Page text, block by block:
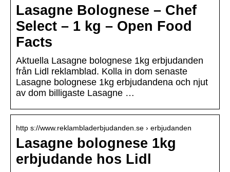
Lasagne Bolognese – Chef
Select – 1 kg – Open Food
Facts
Aktuella Lasagne bolognese 1kg erbjudanden
från Lidl reklamblad. Kolla in dom senaste
Lasagne bolognese 1kg erbjudandena och njut
av dom billigaste Lasagne …
http s://www.reklambladerbjudanden.se › erbjudanden
Lasagne bolognese 1kg
erbjudande hos Lidl